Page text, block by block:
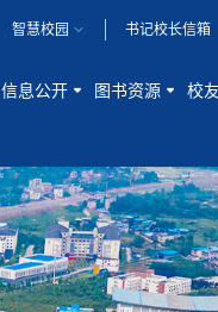
智慧校园 书记校长信
信息公开 图书资源 校